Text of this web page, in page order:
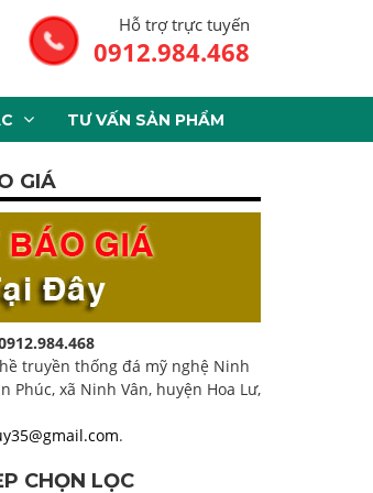
Hỗ trợ trực tuyến
0912.984.468
TƯ VẤN SẢN PHẨM
GIÁ
truyền thống đá mỹ nghệ Ninh
Phúc, xã Ninh Vân, huyện Hoa Lư,
.
CHỌN LỌC